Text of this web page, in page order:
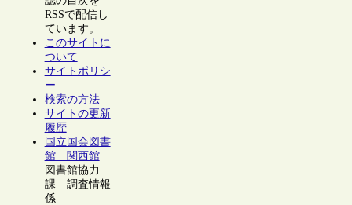
RSSで配信し
ています。
このサイトに
ついて
サイトポリシ
ー
検索の方法
サイトの更新
履歴
国立国会図書
館 関西館
図書館協力
課 調査情報
係